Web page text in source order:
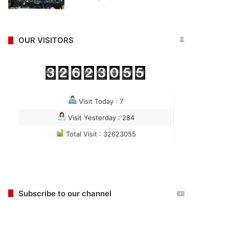
OUR VISITORS
Visit Today : 7
Visit Yesterday : 284
Total Visit : 32623055
Subscribe to our channel